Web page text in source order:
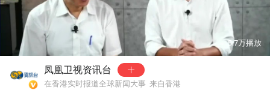
00:00 01:43
5.7万播放
凤凰卫视资讯台
在香港实时报道全球新闻大事 来自香港